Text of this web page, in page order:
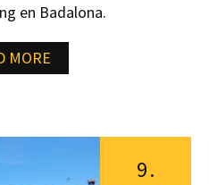
en Badalona.
MORE
9.